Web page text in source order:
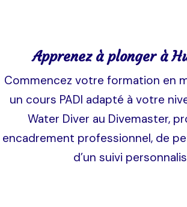
Apprenez à plonger à
Commencez votre formation en
un cours PADI adapté à votre
Water Diver au Divemaster,
encadrement professionnel, de
d’un suivi